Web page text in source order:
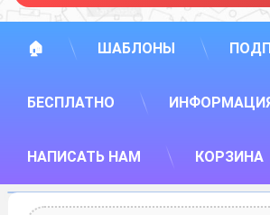
🏠 ШАБЛОНЫ
БЕСПЛАТНО
НАПИСАТЬ НАМ КОРЗИНА